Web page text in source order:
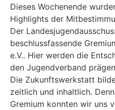
Dieses Wochenende
Highlights der
Der
beschlussfassende
e.V.. Hier werden die
den Jugendverband
Die Zukunftswerkstatt
zeitlich und inhaltlich.
Gremium konnten wir uns